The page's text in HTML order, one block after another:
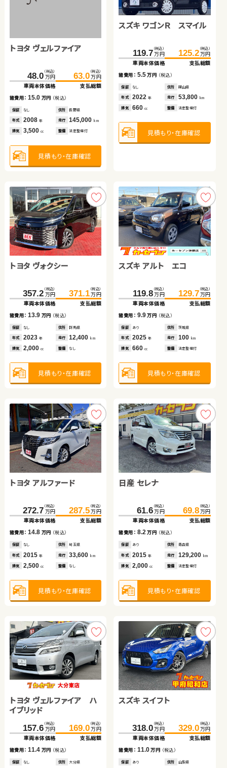
トヨタ ヴェルファイア
48.0 （税込）
万円
車両本体価格
63.0 （税込）
万円
支払総額
諸費用：15.0 万円 （税込）
保証 なし 住所 長野県
年式 2008 年 走行 145,000 km
排気 3,500 cc 整備 法定整備付
見積もり・在庫確認
スズキ ワゴンＲ スマイル
119.7 （税込）
万円
車両本体価格
125.2 （税込）
万円
支払総額
諸費用： 5.5万円 （税込）
保証 なし 住所 岡山県
年式 2022年 走行 53,800 km
排気 660cc 整備 法定整備付
見積もり・在庫確認
トヨタ ヴォクシー
357.2 （税込）
万円
車両本体価格
371.1 （税込）
万円
支払総額
諸費用：13.9 万円 （税込）
保証 なし 住所 群馬県
年式 2023 年 走行 12,400 km
排気 2,000 cc 整備 なし
見積もり・在庫確認
スズキ アルト エコ
119.8 （税込）
万円
車両本体価格
129.7 （税込）
万円
支払総額
諸費用： 9.9万円 （税込）
保証 あり 住所 茨城県
年式 2025年 走行 100 km
排気 660cc 整備 法定整備付
見積もり・在庫確認
トヨタ アルファード
272.7 （税込）
万円
車両本体価格
287.5 （税込）
万円
支払総額
諸費用：14.8 万円 （税込）
保証 なし 住所 埼玉県
年式 2015 年 走行 33,600 km
排気 2,500 cc 整備 なし
見積もり・在庫確認
日産 セレナ
61.6 （税込）
万円
車両本体価格
69.8 （税込）
万円
支払総額
諸費用： 8.2万円 （税込）
保証 あり 住所 青森県
年式 2015年 走行 129,200 km
排気 2,000cc 整備 法定整備付
見積もり・在庫確認
トヨタ ヴェルファイア ハ
イブリッド
157.6 （税込）
万円
車両本体価格
169.0 （税込）
万円
支払総額
諸費用：11.4 万円 （税込）
保証 なし 住所 大分県
スズキ スイフト
318.0 （税込）
万円
車両本体価格
329.0 （税込）
万円
支払総額
諸費用： 11.0万円 （税込）
保証 あり 住所 山梨県
車両本体価格
支払総額
諸費用：16.3 万円（税込）
2019 年 14,300 km
2,000cc 法定整備付
見積もり・在庫確認
ブリッド
299.8（税込）
万円
314.8 （税込）
万円
諸費用：15.0万円（税込）
あり
年式 2018年 走行
排気 2,500 整備 法定整備付
見積もり・在庫確認
スズキ ジムニー
210.1（税込）
万円
車両本体価格
217.9（税込）
万円
支払総額
諸費用：7.8万円（税込）
2023 年 14,900 km
660cc
見積もり・在庫確認
日産 エクストレイル
50.1（税込）
万円
車両本体価格
59.1 （税込）
万円
支払総額
諸費用：9.0 万円 （税込）
2009 年 102,400km
2,000cc
見積もり・在庫確認
ホンダ Ｎ ＢＯＸ
69.6 （税込）
万円
74.8
諸費用：5.2 万円（税込）
あり 青森県
年式 2016年 走行
排気 660 整備 法定整備付
見積もり・在庫確認
ダイハツ ムーヴ
90.0 （税込）
万円
車両本体価格
95.0（税込）
万円
支払総額
諸費用： 5.0万円
2018 年 96,800km
660cc 法定整備付
見積もり・在庫確認
スズキ アルト ＨＢ
29.7（税込）
万円
車両本体価格
34.0（税込）
万円
諸費用：4.3 万円（税込）
なし 岡山県
年式 2015年 走行
排気 660 整備 法定整備付
スズキ ジムニー
225.6 （税込）
万円
車両本体価格
234.0 （税込）
万円
支払総額
諸費用： 8.4万円（税込）
保証 なし 住所 長野県
100.1（税込）
万円
109.6
諸費用：9.5 万円（税込）
あり 埼玉県
年式 2016年 走行
排気 1,500 整備 なし
見積もり・在庫確認
日産 セレナ
193.8 （税込）
万円
車両本体価格
207.2 （税込）
万円
支払総額
諸費用： 13.4万円（税込）
保証 あり 住所 茨城県
年式 2019年 走行 35,300 km
排気 2,000 整備 なし
見積もり・在庫確認
トヨタ ノア
339.8（税込）
万円
諸費用：13.0万円（税込）
なし 鳥取県
年式 2023年 走行
排気 2,000 整備 法定整備付
見積もり・在庫確認
トヨタ プリウス
145.9（税込）
万円
159.8
諸費用：13.9万円（税込）
あり
年式 2017年 走行
排気 1,800 整備 法定整備付
見積もり・在庫確認
スバル フォレスター
88.9 （税込）
万円
99.8
諸費用：10.9万円（税込）
あり 青森県
年式 2013年 走行
排気 2,000 整備 法定整備付
見積もり・在庫確認
トヨタ ノア ハイブリッド
381.6（税込）
万円
諸費用：13.6万円（税込）
あり
年式 2024年 走行
排気 1,800 整備 なし
見積もり・在庫確認
スズキ スイフト
222.9 （税込）
万円
車両本体価格
233.7 （税込）
万円
支払総額
諸費用：10.8 万円 （税込）
保証 あり 住所 埼玉県
ホンダ フィット ハイブリ
ッド
104.0（税込）
万円
諸費用：15.9万円（税込）
あり
年式 2019年 走行
排気 1,500 整備 法定整備付